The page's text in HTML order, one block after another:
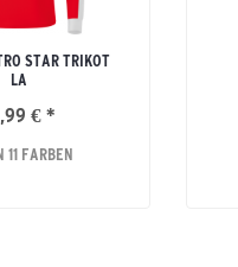
STAR TRIKOT
LA
€ *
FARBEN